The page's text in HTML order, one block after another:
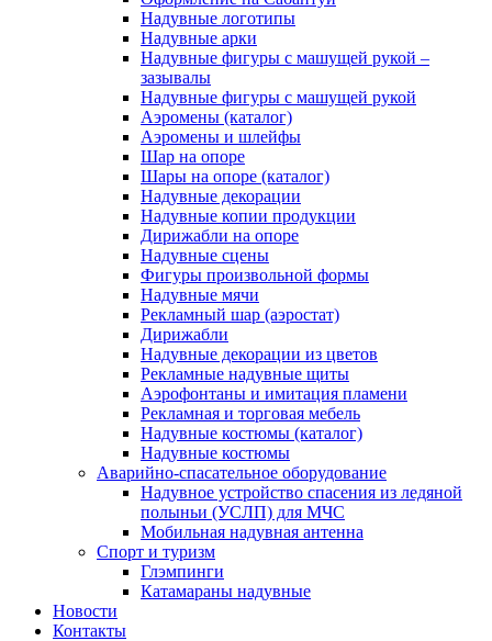
Надувные логотипы
Надувные арки
Надувные фигуры с машущей рукой –
зазывалы
Надувные фигуры с машущей рукой
Аэромены (каталог)
Аэромены и шлейфы
Шар на опоре
Шары на опоре (каталог)
Надувные декорации
Надувные копии продукции
Дирижабли на опоре
Надувные сцены
Фигуры произвольной формы
Надувные мячи
Рекламный шар (аэростат)
Дирижабли
Надувные декорации из цветов
Рекламные надувные щиты
Аэрофонтаны и имитация пламени
Рекламная и торговая мебель
Надувные костюмы (каталог)
Надувные костюмы
Аварийно-спасательное оборудование
Надувное устройство спасения из ледяной
полыньи (УСЛП) для МЧС
Мобильная надувная антенна
Спорт и туризм
Глэмпинги
Катамараны надувные
Новости
Контакты